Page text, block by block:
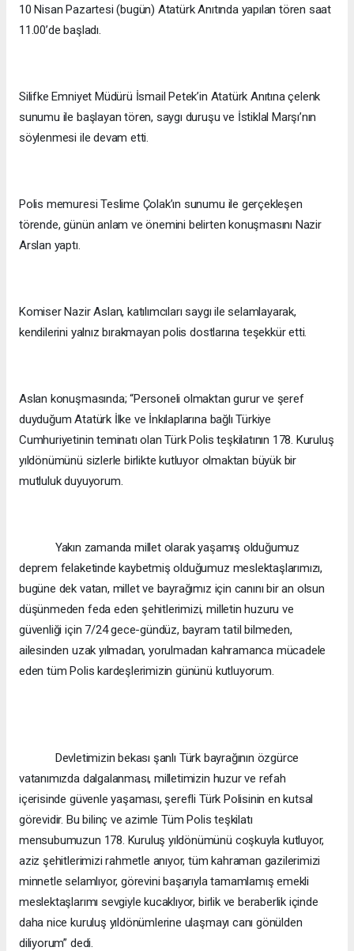
10 Nisan Pazartesi (bugün) Atatürk Anıtında yapılan tören saat
11.00’de başladı.
Silifke Emniyet Müdürü İsmail Petek’in Atatürk Anıtına çelenk
sunumu ile başlayan tören, saygı duruşu ve İstiklal Marşı’nın
söylenmesi ile devam etti.
Polis memuresi Teslime Çolak’ın sunumu ile gerçekleşen
törende, günün anlam ve önemini belirten konuşmasını Nazir
Arslan yaptı.
Komiser Nazir Aslan, katılımcıları saygı ile selamlayarak,
kendilerini yalnız bırakmayan polis dostlarına teşekkür etti.
Aslan konuşmasında; “Personeli olmaktan gurur ve şeref
duyduğum Atatürk İlke ve İnkılaplarına bağlı Türkiye
Cumhuriyetinin teminatı olan Türk Polis teşkilatının 178. Kuruluş
yıldönümünü sizlerle birlikte kutluyor olmaktan büyük bir
mutluluk duyuyorum.
Yakın zamanda millet olarak yaşamış olduğumuz
deprem felaketinde kaybetmiş olduğumuz meslektaşlarımızı,
bugüne dek vatan, millet ve bayrağımız için canını bir an olsun
düşünmeden feda eden şehitlerimizi, milletin huzuru ve
güvenliği için 7/24 gece-gündüz, bayram tatil bilmeden,
ailesinden uzak yılmadan, yorulmadan kahramanca mücadele
eden tüm Polis kardeşlerimizin gününü kutluyorum.
Devletimizin bekası şanlı Türk bayrağının özgürce
vatanımızda dalgalanması, milletimizin huzur ve refah
içerisinde güvenle yaşaması, şerefli Türk Polisinin en kutsal
görevidir. Bu bilinç ve azimle Tüm Polis teşkilatı
mensubumuzun 178. Kuruluş yıldönümünü coşkuyla kutluyor,
aziz şehitlerimizi rahmetle anıyor, tüm kahraman gazilerimizi
minnetle selamlıyor, görevini başarıyla tamamlamış emekli
meslektaşlarımı sevgiyle kucaklıyor, birlik ve beraberlik içinde
daha nice kuruluş yıldönümlerine ulaşmayı canı gönülden
diliyorum” dedi.